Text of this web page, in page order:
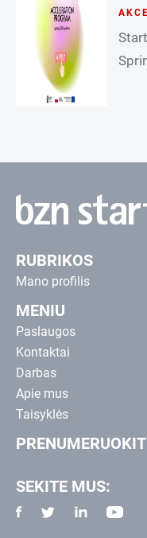
RUBRIKOS
Mano profilis
MENIU
Paslaugos
Kontaktai
Darbas
Apie mus
Taisyklės
SEKITE MUS: